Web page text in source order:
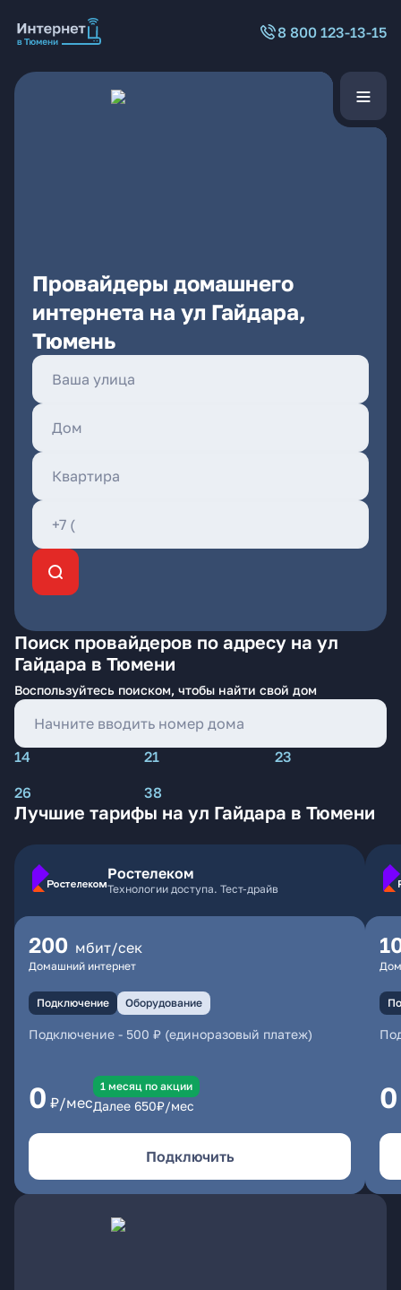
8 800 123-13-15
Провайдеры домашнего
интернета на ул Гайдара,
Тюмень
Поиск провайдеров по адресу на ул
Гайдара в Тюмени
Воспользуйтесь поиском, чтобы найти свой дом
14 21
23
26
38
Лучшие тарифы на ул Гайдара в Тюмени
Ростелеком
Технологии доступа. Тест-драйв
200 мбит/сек
Домашний интернет
Подключение Оборудование
Подключение - 500 ₽ (единоразовый платеж)
0 ₽/мес
1 месяц по акции
Далее 650₽/мес
Подключить
0